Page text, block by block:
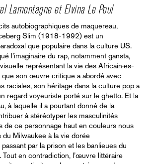
Lamontagne et Elvina Le Poul
Slim (1918-1992) est un
que populaire dans la culture US.
l’imaginaire du rap, notamment gansta,
représentant la vie des Africain·es-
que son œuvre critique a abordé avec
raciales, son héritage dans la culture pop a
regard voyeuriste porté sur le ghetto. Et la
à laquelle il a pourtant donné de la
à stéréotyper les masculinités
de ce personnage haut en couleurs nous
Milwaukee à la vie dorée
par la prison et les banlieues du
en contradiction, l’œuvre littéraire